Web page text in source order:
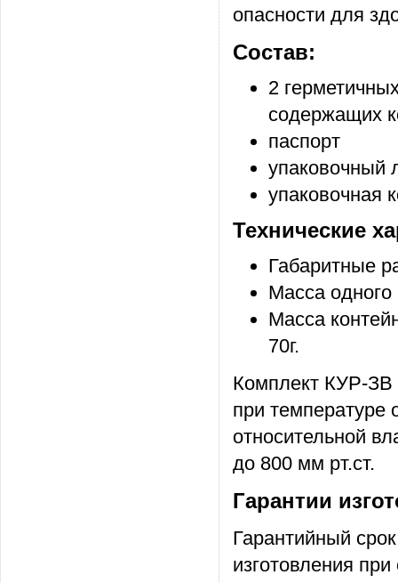
опасности для
Состав:
2
содержащих
паспорт
упаковочный
упаковочная
Технические
Габаритные
Масса
Масса
70г.
Комплект КУР-ЗВ
при температуре
относительной
до 800 мм рт.ст.
Гарантии
Гарантийный
изготовления